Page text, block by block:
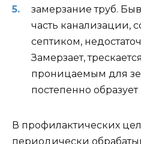
замерзание труб.
часть канализации,
септиком,
Замерзает,
проницаемым для
постепенно образует
В профилактических
периодически